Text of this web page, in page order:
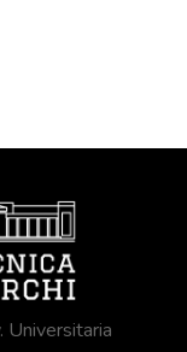
Universitaria